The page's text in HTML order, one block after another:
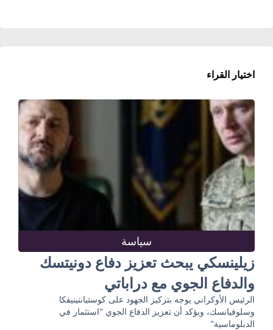
اختيار القراء
سياسة
زيلينسكي يبحث تعزيز دفاع دونيتسك
والدفاع الجوي مع دراباتي
الرئيس الأوكراني يوجه بتركيز الجهود على كوستيانتينيفكا
وسلوفيانسك، ويؤكد أن تعزيز الدفاع الجوي "استثمار في
الدبلوماسية"